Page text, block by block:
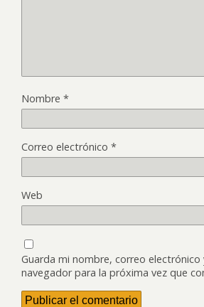
Nombre *
Correo electrónico *
Web
Guarda mi nombre, correo electrónico
navegador para la próxima vez que